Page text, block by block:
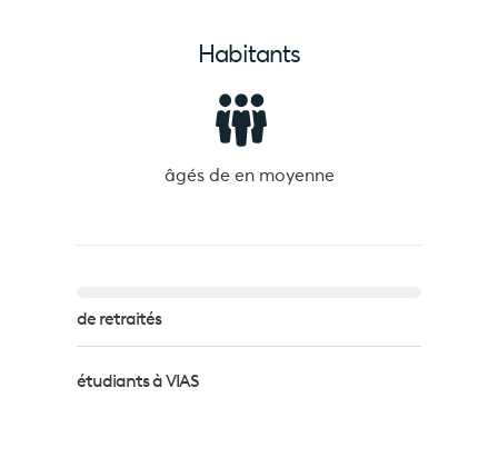
Habitants
âgés de en moyenne
de retraités
étudiants à VIAS